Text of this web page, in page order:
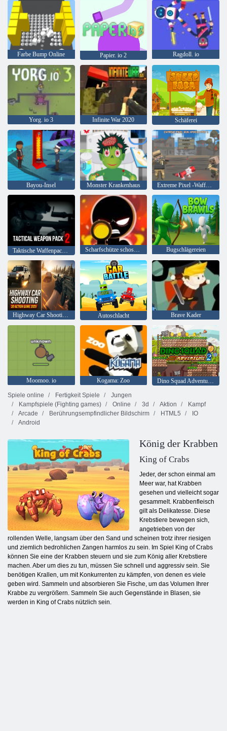
Farbe Bump Online Papier. io 2 Ragdoll. io
Yorg. io 3 Infinite War 2020 Schäferei
Bayou-Insel Monster Krankenhaus Extreme Pixel -Waffen -Apokalypse 3
Scharfschütze schoss 3D Bugschlägereien
Highway Car Shooting 3D-Actionspiel 2025 Autoschlacht Brave Kader
Moomoo. io Kogama: Zoo
Dino Squad Adventure 2
Spiele online
Fertigkeit Spiele
Jungen
Kampfspiele (Fighting games)
Online 3d Aktion
Kampf
Arcade
Berührungsempfindlicher Bildschirm HTML5
IO
Android
König der Krabben
King of Crabs
Jeder, der schon einmal am
Meer war, hat Krabben
gesehen und vielleicht sogar
gesammelt. Krabbenfleisch
gilt als Delikatesse. Diese
Krebstiere bewegen sich,
angetrieben von der
rollenden Welle, langsam über den Sand und scheinen trotz ihrer riesigen
und ziemlich bedrohlichen Zangen harmlos zu sein. Im Spiel King of Crabs
können Sie eine der Krabben steuern und sie zum König aller Krebstiere
machen. Aber um dies zu tun, müssen Sie schnell und aggressiv sein. Sie
benötigen Krallen, um mit Konkurrenten zu kämpfen, von denen es viele
geben wird. Sammeln und absorbieren Sie Fische, um das Volumen Ihrer
Krabbe zu vergrößern. Sammeln Sie auch Gegenstände in Blasen, sie
werden in King of Crabs nützlich sein.